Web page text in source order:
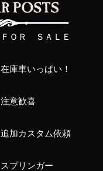
ＦＯＲ ＳＡＬＥ
在庫車いっぱい！
注意歓喜
追加カスタム依頼
スプリンガー